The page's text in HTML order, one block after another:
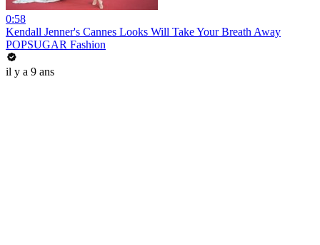
0:58
Kendall Jenner's Cannes Looks Will Take Your Breath Away
POPSUGAR Fashion
il y a 9 ans